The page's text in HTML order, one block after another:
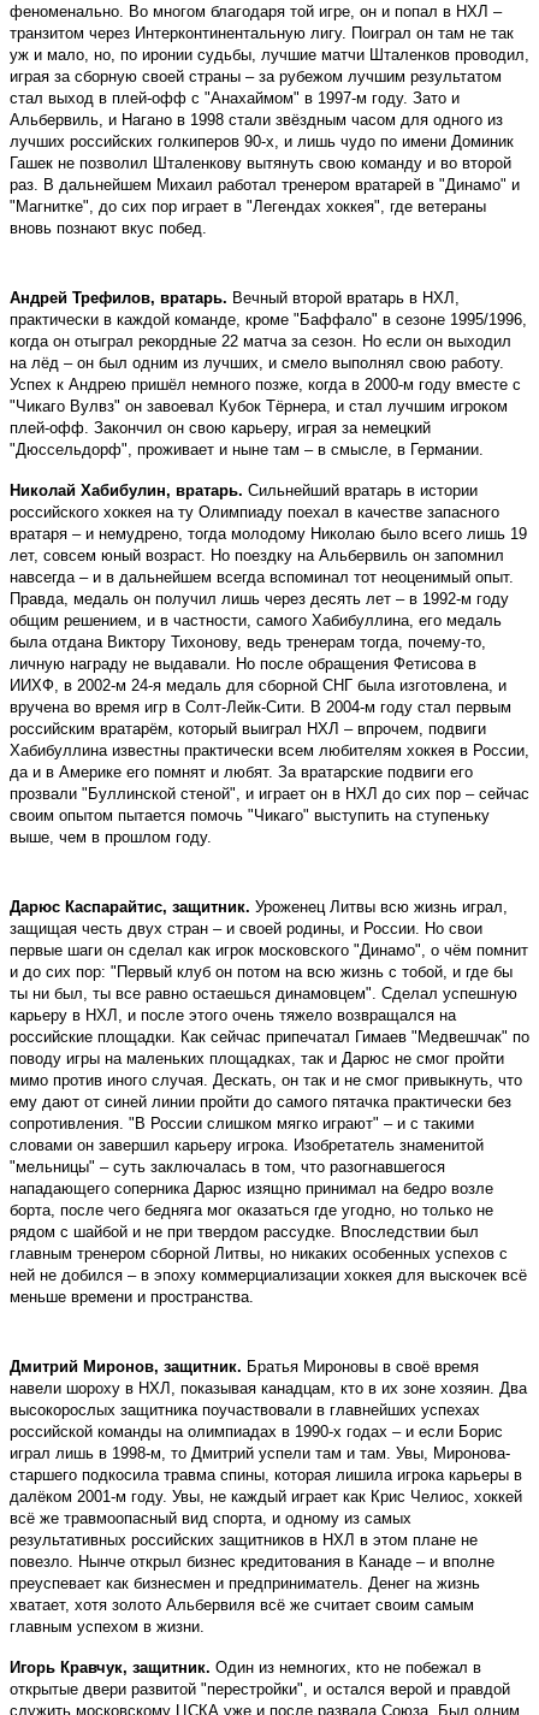
феноменально. Во многом благодаря той игре, он и попал в НХЛ –
транзитом через Интерконтинентальную лигу. Поиграл он там не так
уж и мало, но, по иронии судьбы, лучшие матчи Шталенков проводил,
играя за сборную своей страны – за рубежом лучшим результатом
стал выход в плей-офф с "Анахаймом" в 1997-м году. Зато и
Альбервиль, и Нагано в 1998 стали звёздным часом для одного из
лучших российских голкиперов 90-х, и лишь чудо по имени Доминик
Гашек не позволил Шталенкову вытянуть свою команду и во второй
раз. В дальнейшем Михаил работал тренером вратарей в "Динамо" и
"Магнитке", до сих пор играет в "Легендах хоккея", где ветераны
вновь познают вкус побед.
Андрей Трефилов, вратарь. Вечный второй вратарь в НХЛ,
практически в каждой команде, кроме "Баффало" в сезоне 1995/1996,
когда он отыграл рекордные 22 матча за сезон. Но если он выходил
на лёд – он был одним из лучших, и смело выполнял свою работу.
Успех к Андрею пришёл немного позже, когда в 2000-м году вместе с
"Чикаго Вулвз" он завоевал Кубок Тёрнера, и стал лучшим игроком
плей-офф. Закончил он свою карьеру, играя за немецкий
"Дюссельдорф", проживает и ныне там – в смысле, в Германии.
Николай Хабибулин, вратарь. Сильнейший вратарь в истории
российского хоккея на ту Олимпиаду поехал в качестве запасного
вратаря – и немудрено, тогда молодому Николаю было всего лишь 19
лет, совсем юный возраст. Но поездку на Альбервиль он запомнил
навсегда – и в дальнейшем всегда вспоминал тот неоценимый опыт.
Правда, медаль он получил лишь через десять лет – в 1992-м году
общим решением, и в частности, самого Хабибуллина, его медаль
была отдана Виктору Тихонову, ведь тренерам тогда, почему-то,
личную награду не выдавали. Но после обращения Фетисова в
ИИХФ, в 2002-м 24-я медаль для сборной СНГ была изготовлена, и
вручена во время игр в Солт-Лейк-Сити. В 2004-м году стал первым
российским вратарём, который выиграл НХЛ – впрочем, подвиги
Хабибуллина известны практически всем любителям хоккея в России,
да и в Америке его помнят и любят. За вратарские подвиги его
прозвали "Буллинской стеной", и играет он в НХЛ до сих пор – сейчас
своим опытом пытается помочь "Чикаго" выступить на ступеньку
выше, чем в прошлом году.
Дарюс Каспарайтис, защитник. Уроженец Литвы всю жизнь играл,
защищая честь двух стран – и своей родины, и России. Но свои
первые шаги он сделал как игрок московского "Динамо", о чём помнит
и до сих пор: "Первый клуб он потом на всю жизнь с тобой, и где бы
ты ни был, ты все равно остаешься динамовцем". Сделал успешную
карьеру в НХЛ, и после этого очень тяжело возвращался на
российские площадки. Как сейчас припечатал Гимаев "Медвешчак" по
поводу игры на маленьких площадках, так и Дарюс не смог пройти
мимо против иного случая. Дескать, он так и не смог привыкнуть, что
ему дают от синей линии пройти до самого пятачка практически без
сопротивления. "В России слишком мягко играют" – и с такими
словами он завершил карьеру игрока. Изобретатель знаменитой
"мельницы" – суть заключалась в том, что разогнавшегося
нападающего соперника Дарюс изящно принимал на бедро возле
борта, после чего бедняга мог оказаться где угодно, но только не
рядом с шайбой и не при твердом рассудке. Впоследствии был
главным тренером сборной Литвы, но никаких особенных успехов с
ней не добился – в эпоху коммерциализации хоккея для выскочек всё
меньше времени и пространства.
Дмитрий Миронов, защитник. Братья Мироновы в своё время
навели шороху в НХЛ, показывая канадцам, кто в их зоне хозяин. Два
высокорослых защитника поучаствовали в главнейших успехах
российской команды на олимпиадах в 1990-х годах – и если Борис
играл лишь в 1998-м, то Дмитрий успели там и там. Увы, Миронова-
старшего подкосила травма спины, которая лишила игрока карьеры в
далёком 2001-м году. Увы, не каждый играет как Крис Челиос, хоккей
всё же травмоопасный вид спорта, и одному из самых
результативных российских защитников в НХЛ в этом плане не
повезло. Нынче открыл бизнес кредитования в Канаде – и вполне
преуспевает как бизнесмен и предприниматель. Денег на жизнь
хватает, хотя золото Альбервиля всё же считает своим самым
главным успехом в жизни.
Игорь Кравчук, защитник. Один из немногих, кто не побежал в
открытые двери развитой "перестройки", и остался верой и правдой
служить московскому ЦСКА уже и после развала Союза. Был одним